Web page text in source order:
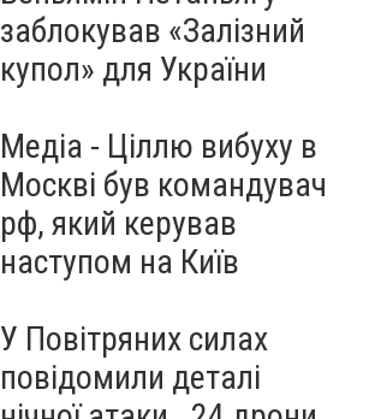
заблокував «Залізний
купол» для України
Медіа - Ціллю вибуху в
Москві був командувач
рф, який керував
наступом на Київ
У Повітряних силах
повідомили деталі